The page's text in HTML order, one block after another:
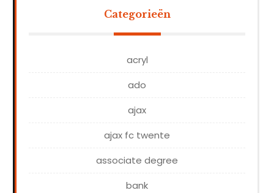
Categorieën
acryl
ado
ajax
ajax fc twente
associate degree
bank